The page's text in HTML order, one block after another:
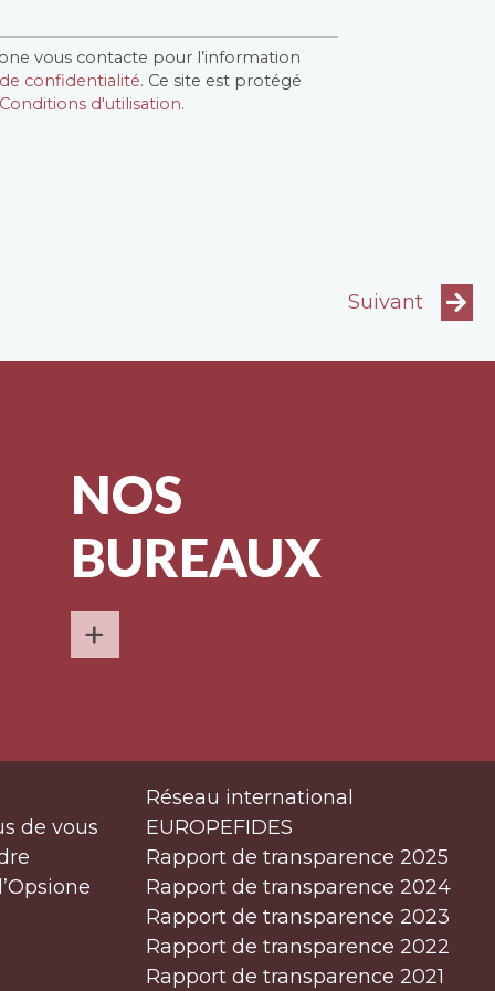
vous contacte pour l’information
confidentialité. Ce site est protégé
Conditions d'utilisation.
Suivant
NOS
BUREAUX
+
de vous
Réseau international
EUROPEFIDES
Rapport de transparence 2025
Rapport de transparence 2024
Rapport de transparence 2023
Rapport de transparence 2022
Rapport de transparence 2021